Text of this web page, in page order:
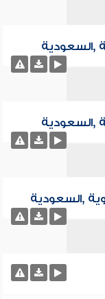
,السعودية
,السعودية
,السعودية